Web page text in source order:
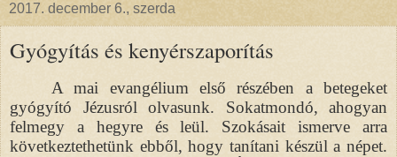
2017. december 6., szerda
Gyógyítás és kenyérszaporítás
A mai evangélium első részében a betegeket
gyógyító Jézusról olvasunk. Sokatmondó, ahogyan
felmegy a hegyre és leül. Szokásait ismerve arra
következtethetünk ebből, hogy tanítani készül a népet.